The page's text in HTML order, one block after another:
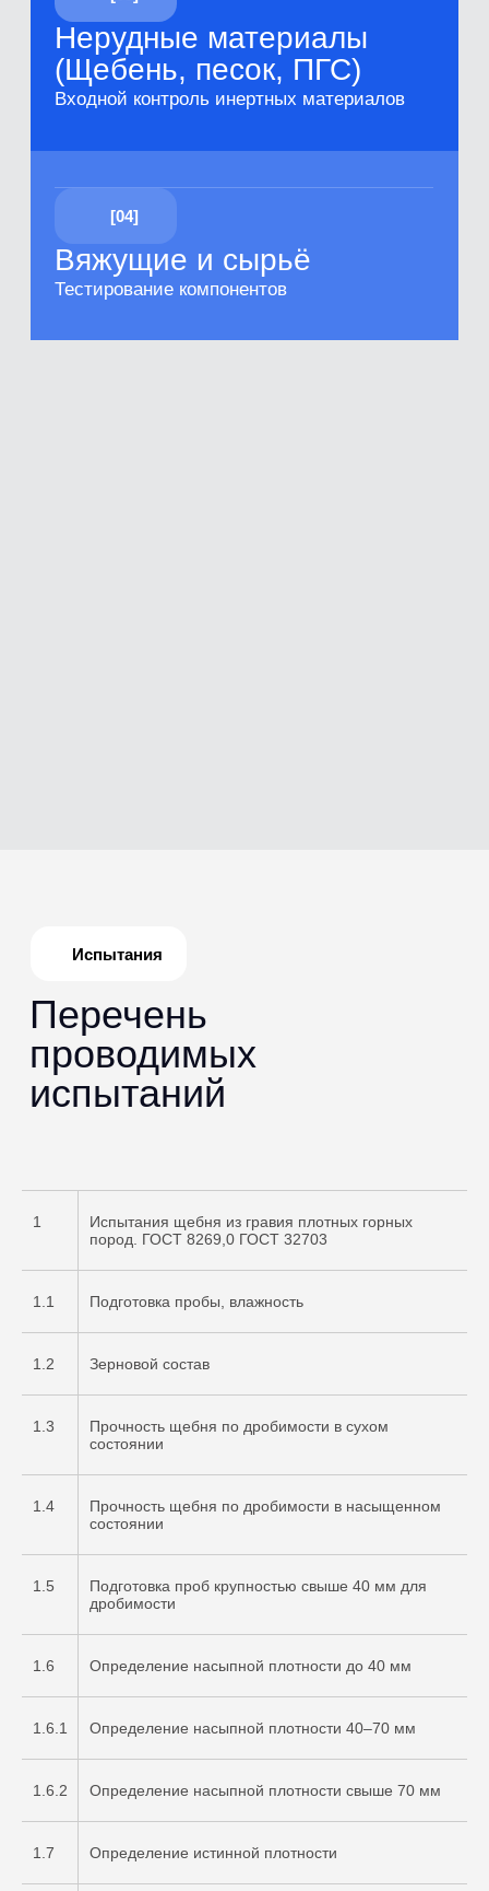
1
Испытания щебня из гравия плотных горных
пород. ГОСТ 8269,0 ГОСТ 32703
1.1 Подготовка пробы, влажность
1.2 Зерновой состав
1.3
Прочность щебня по дробимости в сухом
состоянии
1.4
Прочность щебня по дробимости в насыщенном
состоянии
1.5
Подготовка проб крупностью свыше 40 мм для
дробимости
1.6 Определение насыпной плотности до 40 мм
1.6.1 Определение насыпной плотности 40–70 мм
1.6.2 Определение насыпной плотности свыше 70 мм
1.7 Определение истинной плотности